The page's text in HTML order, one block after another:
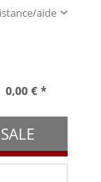
aide
0,00 € *
SALE